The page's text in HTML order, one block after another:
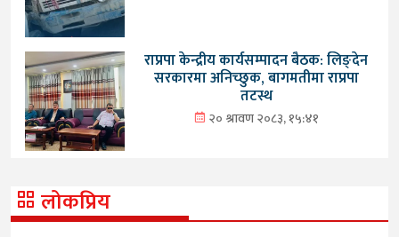
राप्रपा केन्द्रीय कार्यसम्पादन बैठक: लिङ्देन
सरकारमा अनिच्छुक, बागमतीमा राप्रपा
तटस्थ
२० श्रावण २०८३, १५:४१
लोकप्रिय